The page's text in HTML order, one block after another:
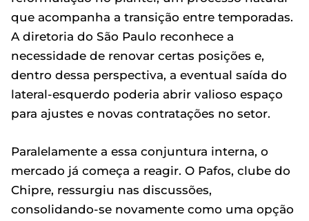
que acompanha a transição entre temporadas.
A diretoria do São Paulo reconhece a
necessidade de renovar certas posições e,
dentro dessa perspectiva, a eventual saída do
lateral-esquerdo poderia abrir valioso espaço
para ajustes e novas contratações no setor.
Paralelamente a essa conjuntura interna, o
mercado já começa a reagir. O Pafos, clube do
Chipre, ressurgiu nas discussões,
consolidando-se novamente como uma opção